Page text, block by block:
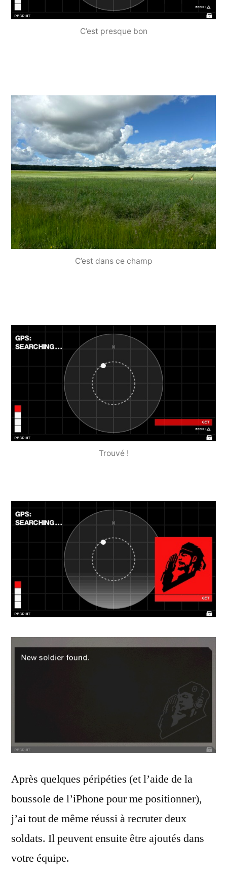
C’est presque bon
C’est dans ce champ
Trouvé !
Après quelques péripéties (et l’aide de la
boussole de l’iPhone pour me positionner),
j’ai tout de même réussi à recruter deux
soldats. Il peuvent ensuite être ajoutés dans
votre équipe.